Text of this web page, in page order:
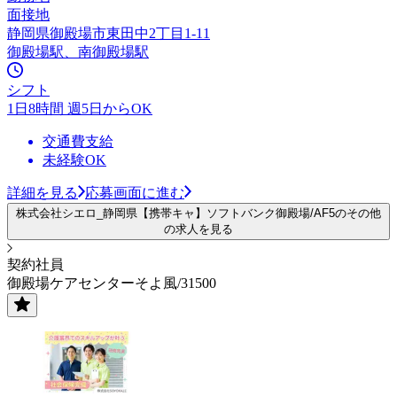
面接地
静岡県御殿場市東田中2丁目1-11
御殿場駅、南御殿場駅
シフト
1日8時間 週5日からOK
交通費支給
未経験OK
詳細を見る 応募画面に進む
株式会社シエロ_静岡県【携帯キャ】ソフトバンク御殿場/AF5のその他
の求人を見る
契約社員
御殿場ケアセンターそよ風/31500